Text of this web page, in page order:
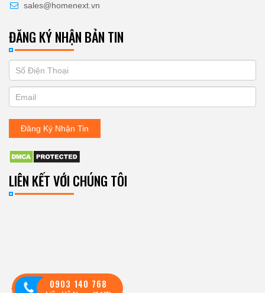
sales@homenext.vn
ĐĂNG KÝ NHẬN BẢN TIN
ĐĂNG
KÝ
NHẬN
BẢN
TIN
you
are
human,
leave
this
blank.
Đăng Ký Nhận Tin
LIÊN KẾT VỚI CHÚNG TÔI
0903 140 768